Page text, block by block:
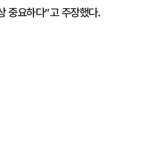
중요하다”고 주장했다.